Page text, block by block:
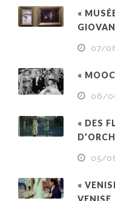
«
07/
«
06/
« DES
05/
«